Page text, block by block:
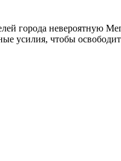
города невероятную
усилия, чтобы